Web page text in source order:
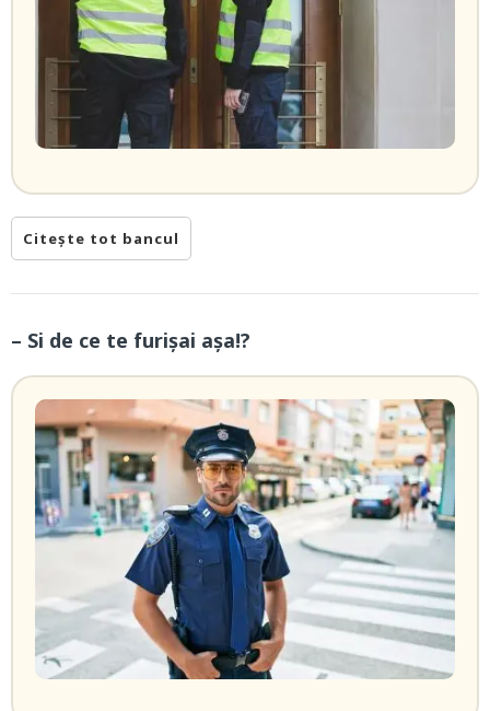
Citește tot bancul
– Si de ce te furișai așa!?